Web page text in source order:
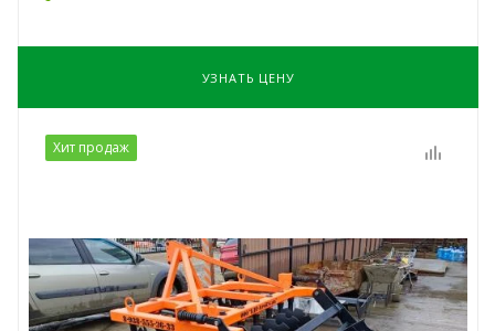
УЗНАТЬ ЦЕНУ
Хит продаж